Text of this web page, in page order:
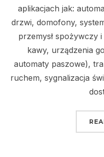
aplikacjach jak:
drzwi, domofony,
przemysł spożywczy
kawy, urządzenia
automaty paszowe),
ruchem, sygnalizacja